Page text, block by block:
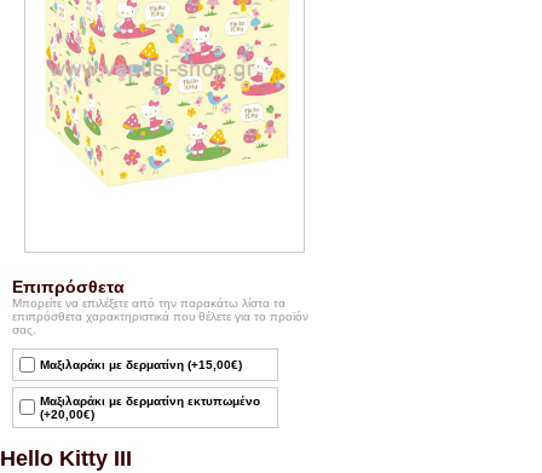
Επιπρόσθετα
Μπορείτε να επιλέξετε από την παρακάτω λίστα τα
επιπρόσθετα χαρακτηριστικά που θέλετε για το προϊόν
σας.
Μαξιλαράκι με δερματίνη (+15,00€)
Μαξιλαράκι με δερματίνη εκτυπωμένο
(+20,00€)
Hello Kitty III